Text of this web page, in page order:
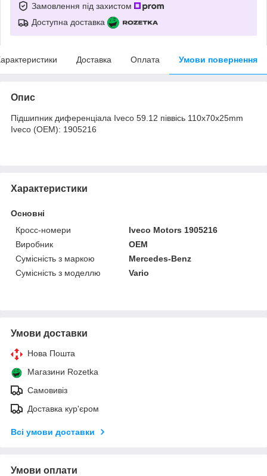
Замовлення під захистом
Доступна доставка
Доставка Оплата Умови повернення
Опис
Підшипник диференціала Iveco 59.12 піввісь 110x70x25mm
Iveco (OEM): 1905216
Характеристики
Основні
Кросс-номери
Iveco Motors 1905216
Виробник
OEM
Сумісність з маркою
Mercedes-Benz
Сумісність з моделлю
Vario
Умови доставки
Нова Пошта
Магазини Rozetka
Самовивіз
Доставка кур'єром
Всі умови доставки
Умови оплати